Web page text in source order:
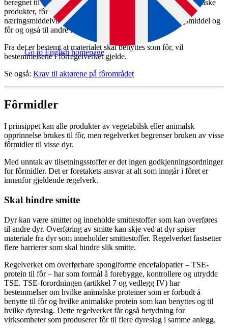
Go to English homepage
beregnet til fôr. For eksempel kan mineraler benyttes som tekniske
produkter, fôr og næringsmiddel, og restråstoffer fra
næringsmiddelvirksomheter kan benyttes både til næringsmiddel og
fôr og også til andre formål.
Fra det er bestemt at materialet skal benyttes som fôr, vil
bestemmelsene i fôrregelverket gjelde.
Se også: Krav til aktørene på fôrområdet
Fôrmidler
I prinsippet kan alle produkter av vegetabilsk eller animalsk
opprinnelse brukes til fôr, men regelverket begrenser bruken av visse
fôrmidler til visse dyr.
Med unntak av tilsetningsstoffer er det ingen godkjenningsordninger
for fôrmidler. Det er foretakets ansvar at alt som inngår i fôret er
innenfor gjeldende regelverk.
Skal hindre smitte
Dyr kan være smittet og inneholde smittestoffer som kan overføres
til andre dyr. Overføring av smitte kan skje ved at dyr spiser
materiale fra dyr som inneholder smittestoffer. Regelverket fastsetter
flere barrierer som skal hindre slik smitte.
Regelverket om overførbare spongiforme encefalopatier – TSE-
protein til fôr – har som formål å forebygge, kontrollere og utrydde
TSE. TSE-forordningen (artikkel 7 og vedlegg IV) har
bestemmelser om hvilke animalske proteiner som er forbudt å
benytte til fôr og hvilke animalske protein som kan benyttes og til
hvilke dyreslag. Dette regelverket får også betydning for
virksomheter som produserer fôr til flere dyreslag i samme anlegg.